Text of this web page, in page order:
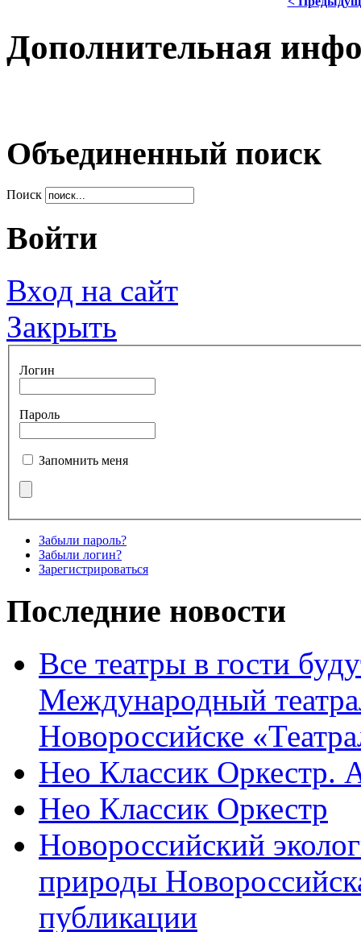
Дополнительная
Объединенный поиск
Поиск
Войти
Вход на сайт
Закрыть
Логин
Пароль
Запомнить меня
Забыли пароль?
Забыли логин?
Зарегистрироваться
Последние новости
Все театры в гости
Международный
Новороссийске
Нео Классик Оркестр.
Нео Классик Оркестр
Новороссийский
природы
публикации